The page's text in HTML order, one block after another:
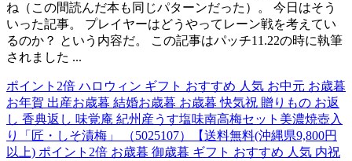
ね（この間読んだ本も同じパターンだった）。 今日はそう
いった記事。 プレイヤーはどうやってレーン戦を考えてい
るのか？ という内容だ。 この記事はパッチ11.22の時に執筆
されました ...
ポイント2倍 ハロウィン ギフト おすすめ 人気 お中元 お歳暮
お年賀 出産お歳暮 結婚お歳暮 お歳暮 快気祝 贈りもの お返
し 香典返し 味覚庵 紀州産うす塩味南高梅セット美濃焼壺入
り「匠・しそ漬梅」 （5025107）【送料無料(沖縄県9,800円
以上) ポイント2倍 お歳暮 御歳暮 ギフト おすすめ 人気 内祝